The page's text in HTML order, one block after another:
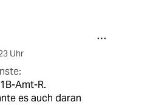
Uhr
Amt-R.
es auch daran